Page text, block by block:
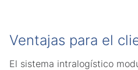
Ventajas para el
El sistema intralogístico